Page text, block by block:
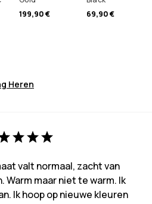
199,90 €
69,90 €
Heren
valt normaal, zacht van
Warm maar niet te warm. Ik
Ik hoop op nieuwe kleuren